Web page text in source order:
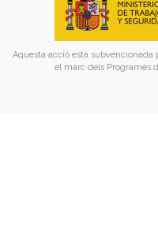
Aquesta acció està subvencionada
el marc dels Programes